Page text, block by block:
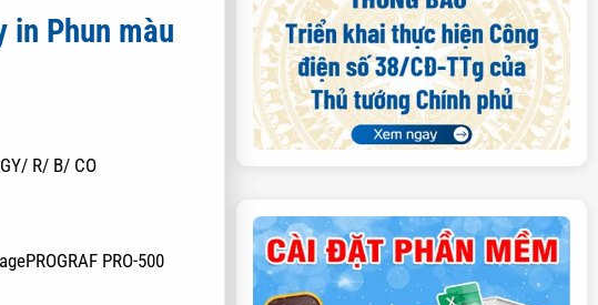
in Phun màu
R/ B/ CO
PRO-500